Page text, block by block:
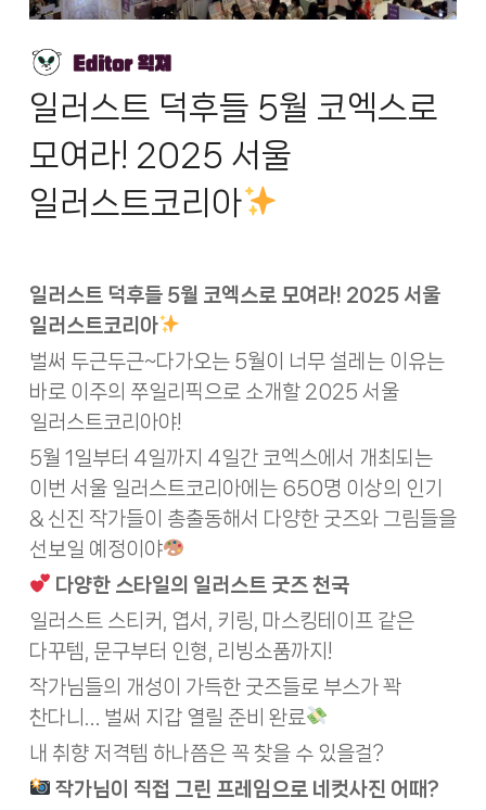
일러스트 덕후들 5월 코엑스로
모여라! 2025 서울
일러스트코리아
일러스트 덕후들 5월 코엑스로 모여라! 2025 서울
일러스트코리아
벌써 두근두근~다가오는 5월이 너무 설레는 이유는
바로 이주의 쭈일리픽으로 소개할 2025 서울
일러스트코리아야!
5월 1일부터 4일까지 4일간 코엑스에서 개최되는
이번 서울 일러스트코리아에는 650명 이상의 인기
& 신진 작가들이 총출동해서 다양한 굿즈와 그림들을
선보일 예정이야
다양한 스타일의 일러스트 굿즈 천국
일러스트 스티커, 엽서, 키링, 마스킹테이프 같은
다꾸템, 문구부터 인형, 리빙소품까지!
작가님들의 개성이 가득한 굿즈들로 부스가 꽉
찬다니… 벌써 지갑 열릴 준비 완료
내 취향 저격템 하나쯤은 꼭 찾을 수 있을걸?
작가님이 직접 그린 프레임으로 네컷사진 어때?